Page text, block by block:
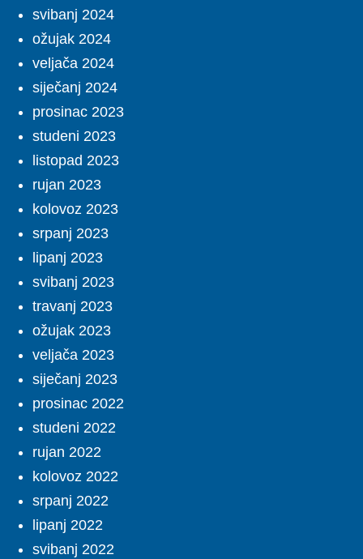
svibanj 2024
ožujak 2024
veljača 2024
siječanj 2024
prosinac 2023
studeni 2023
listopad 2023
rujan 2023
kolovoz 2023
srpanj 2023
lipanj 2023
svibanj 2023
travanj 2023
ožujak 2023
veljača 2023
siječanj 2023
prosinac 2022
studeni 2022
rujan 2022
kolovoz 2022
srpanj 2022
lipanj 2022
svibanj 2022